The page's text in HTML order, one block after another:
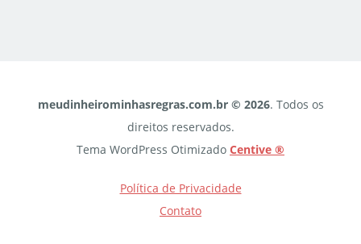
meudinheirominhasregras.com.br © 2026. Todos os
direitos reservados.
Tema WordPress Otimizado Centive ®
Política de Privacidade
Contato